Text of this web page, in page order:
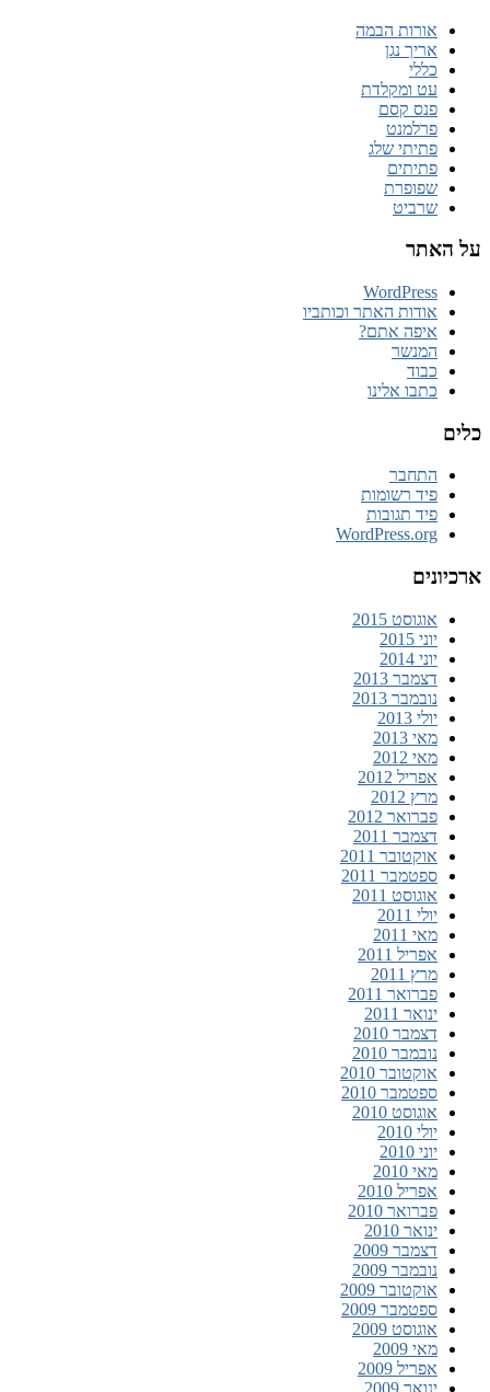
אורות הבמה
אריך נגן
כללי
עט ומקלדת
פנס קסם
פרלמנט
פתיתי שלג
פתיתים
שפופרת
שרביט
על האתר
WordPress
אודות האתר וכותביו
איפה אתם?
המנשר
כבוד
כתבו אלינו
כלים
התחבר
פיד רשומות
פיד תגובות
WordPress.org
ארכיונים
אוגוסט 2015
יוני 2015
יוני 2014
דצמבר 2013
נובמבר 2013
יולי 2013
מאי 2013
מאי 2012
אפריל 2012
מרץ 2012
פברואר 2012
דצמבר 2011
אוקטובר 2011
ספטמבר 2011
אוגוסט 2011
יולי 2011
מאי 2011
אפריל 2011
מרץ 2011
פברואר 2011
ינואר 2011
דצמבר 2010
נובמבר 2010
אוקטובר 2010
ספטמבר 2010
אוגוסט 2010
יולי 2010
יוני 2010
מאי 2010
אפריל 2010
פברואר 2010
ינואר 2010
דצמבר 2009
נובמבר 2009
אוקטובר 2009
ספטמבר 2009
אוגוסט 2009
מאי 2009
אפריל 2009
ינואר 2009